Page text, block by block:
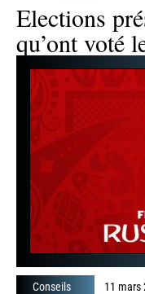
Elections
qu’ont voté
Conseils 11 mars